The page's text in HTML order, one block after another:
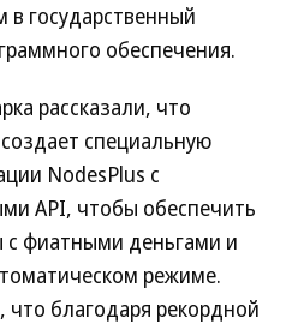
государственный
обеспечения.
рассказали, что
специальную
NodesPlus с
API, чтобы обеспечить
с фиатными деньгами и
режиме.
благодаря рекордной